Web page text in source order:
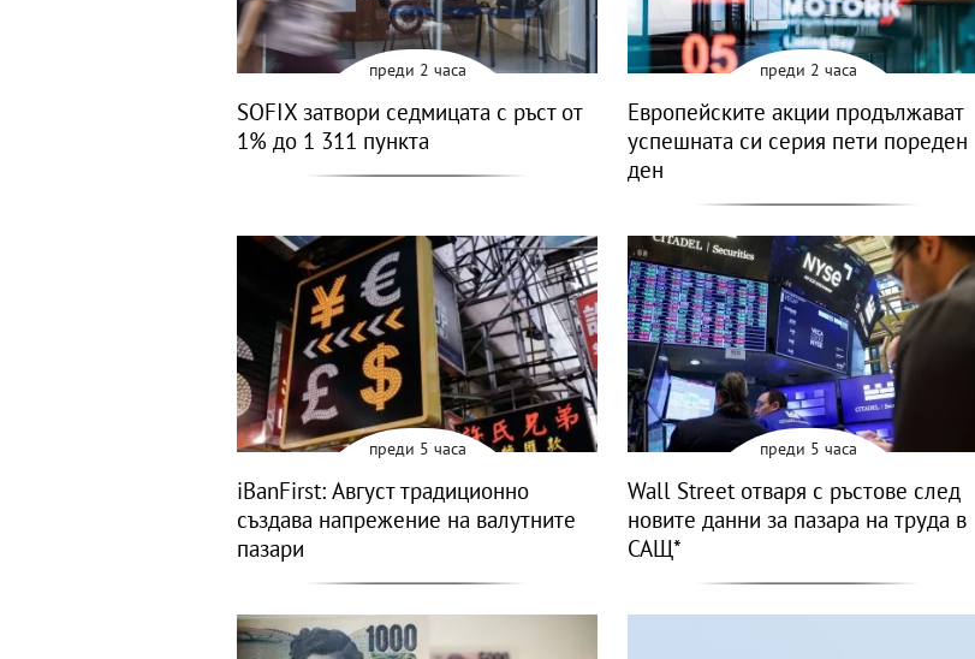
преди 2 часа
SOFIX затвори седмицата с ръст от
1% до 1 311 пункта
преди 2 часа
Европейските акции продължават
успешната си серия пети пореден
ден
преди 5 часа
iBanFirst: Август традиционно
създава напрежение на валутните
пазари
преди 5 часа
Wall Street отваря с ръстове след
новите данни за пазара на труда в
САЩ*